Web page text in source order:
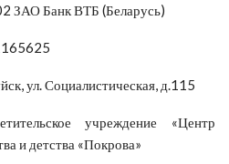
ЗАО Банк ВТБ (Беларусь)
ул. Социалистическая, д.115
учреждение «Центр
и детства «Покрова»